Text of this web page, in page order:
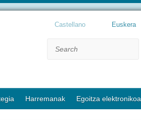
Castellano Euskera
Harremanak Egoitza elektronikoa